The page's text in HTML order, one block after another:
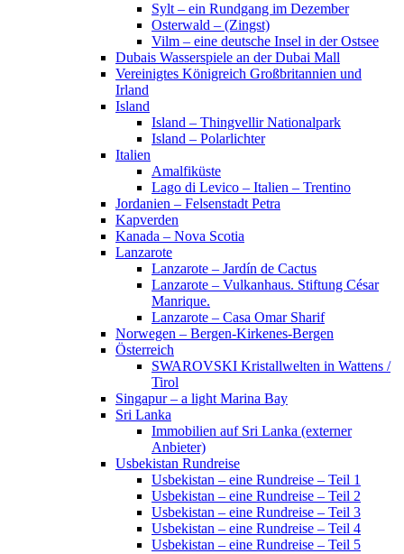
Sylt – ein Rundgang im Dezember
Osterwald – (Zingst)
Vilm – eine deutsche Insel in der Ostsee
Dubais Wasserspiele an der Dubai Mall
Vereinigtes Königreich Großbritannien und
Irland
Island
Island – Thingvellir Nationalpark
Island – Polarlichter
Italien
Amalfiküste
Lago di Levico – Italien – Trentino
Jordanien – Felsenstadt Petra
Kapverden
Kanada – Nova Scotia
Lanzarote
Lanzarote – Jardín de Cactus
Lanzarote – Vulkanhaus. Stiftung César
Manrique.
Lanzarote – Casa Omar Sharif
Norwegen – Bergen-Kirkenes-Bergen
Österreich
SWAROVSKI Kristallwelten in Wattens /
Tirol
Singapur – a light Marina Bay
Sri Lanka
Immobilien auf Sri Lanka (externer
Anbieter)
Usbekistan Rundreise
Usbekistan – eine Rundreise – Teil 1
Usbekistan – eine Rundreise – Teil 2
Usbekistan – eine Rundreise – Teil 3
Usbekistan – eine Rundreise – Teil 4
Usbekistan – eine Rundreise – Teil 5